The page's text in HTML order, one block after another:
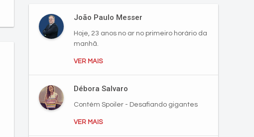
João Paulo Messer
Hoje, 23 anos no ar no primeiro horário da
manhã.
VER MAIS
Débora Salvaro
Contém Spoiler - Desafiando gigantes
VER MAIS